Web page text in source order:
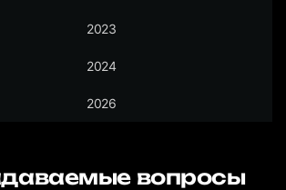
2023
2024
2026
вопросы